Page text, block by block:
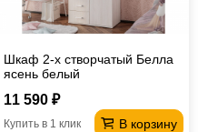
Шкаф 2-х створчатый Белла
ясень белый
11 590 ₽
В корзину
Купить в 1 клик